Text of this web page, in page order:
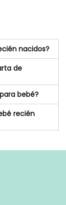
nacidos?
de
bebé?
recién